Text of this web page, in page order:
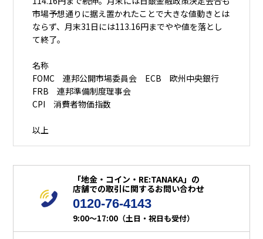
市場予想通りに据え置かれたことで大きな値動きとは
ならず、月末31日には113.16円までやや値を落とし
て終了。
名称
FOMC 連邦公開市場委員会 ECB 欧州中央銀行
FRB 連邦準備制度理事会
CPI 消費者物価指数
以上
「地金・コイン・RE:TANAKA」の
店舗での取引に関するお問い合わせ
0120-76-4143
9:00～17:00（土日・祝日も受付）